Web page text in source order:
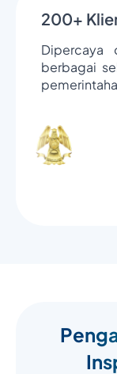
200+
berbagai